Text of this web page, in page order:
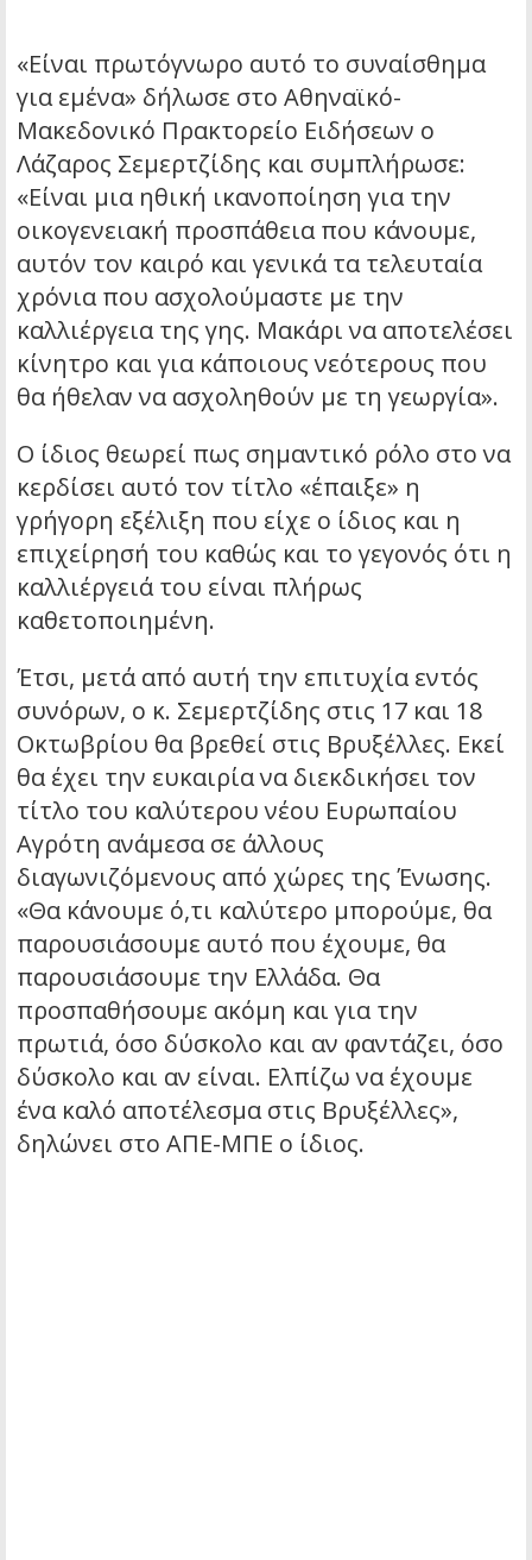
«Είναι πρωτόγνωρο αυτό το συναίσθημα
για εμένα» δήλωσε στο Αθηναϊκό-
Μακεδονικό Πρακτορείο Ειδήσεων ο
Λάζαρος Σεμερτζίδης και συμπλήρωσε:
«Είναι μια ηθική ικανοποίηση για την
οικογενειακή προσπάθεια που κάνουμε,
αυτόν τον καιρό και γενικά τα τελευταία
χρόνια που ασχολούμαστε με την
καλλιέργεια της γης. Μακάρι να αποτελέσει
κίνητρο και για κάποιους νεότερους που
θα ήθελαν να ασχοληθούν με τη γεωργία».
Ο ίδιος θεωρεί πως σημαντικό ρόλο στο να
κερδίσει αυτό τον τίτλο «έπαιξε» η
γρήγορη εξέλιξη που είχε ο ίδιος και η
επιχείρησή του καθώς και το γεγονός ότι η
καλλιέργειά του είναι πλήρως
καθετοποιημένη.
Έτσι, μετά από αυτή την επιτυχία εντός
συνόρων, ο κ. Σεμερτζίδης στις 17 και 18
Οκτωβρίου θα βρεθεί στις Βρυξέλλες. Εκεί
θα έχει την ευκαιρία να διεκδικήσει τον
τίτλο του καλύτερου νέου Ευρωπαίου
Αγρότη ανάμεσα σε άλλους
διαγωνιζόμενους από χώρες της Ένωσης.
«Θα κάνουμε ό,τι καλύτερο μπορούμε, θα
παρουσιάσουμε αυτό που έχουμε, θα
παρουσιάσουμε την Ελλάδα. Θα
προσπαθήσουμε ακόμη και για την
πρωτιά, όσο δύσκολο και αν φαντάζει, όσο
δύσκολο και αν είναι. Ελπίζω να έχουμε
ένα καλό αποτέλεσμα στις Βρυξέλλες»,
δηλώνει στο ΑΠΕ-ΜΠΕ ο ίδιος.